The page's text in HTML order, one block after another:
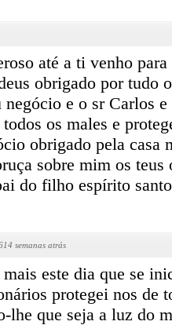
até a ti venho
obrigado por tudo
e o sr Carlos
os males e
obrigado pela casa
sobre mim os
do filho espírito
semanas atrás
este dia que se
protegei nos de
lhe que seja a luz do